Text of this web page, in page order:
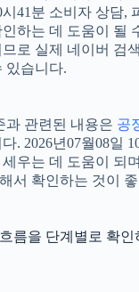
시41분 소비자 상담,
하는 데 도움이 될
로 실제 네이버 검
있습니다.
과 관련된 내용은 공
. 2026년07월08일
우는 데 도움이 되
서 확인하는 것이
름을 단계별로 확인